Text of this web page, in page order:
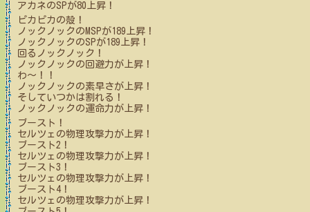
アカネのSPが80 上昇！
ピカピカの殻！
ノックノック のMSPが189 上昇！
ノックノック のSPが189 上昇！
回るノックノック！
ノックノック の回避力が上昇！
わ～！！
ノックノック の素早さが上昇！
そしていつかは割れる！
ノックノック の運命力が上昇！
ブースト！
セルツェ の物理攻撃力が上昇！
ブースト2！
セルツェ の物理攻撃力が上昇！
ブースト3！
セルツェ の物理攻撃力が上昇！
ブースト4！
セルツェ の物理攻撃力が上昇！